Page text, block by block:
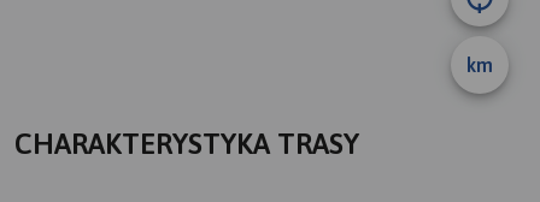
km
CHARAKTERYSTYKA TRASY